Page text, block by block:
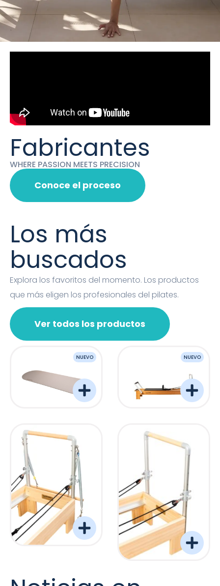
Fabricantes
WHERE PASSION MEETS PRECISION
Conoce el proceso
NUEVO NUEVO
Torre Barreformer Monitor Natural Pro
Ver todos los productos
Los más
buscados
Explora los favoritos del momento. Los productos
que más eligen los profesionales del pilates.